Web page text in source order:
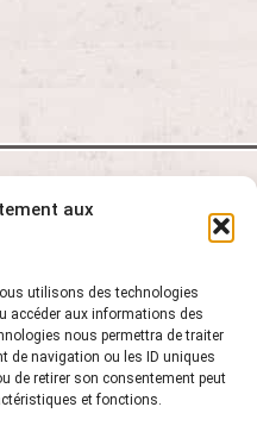
aux
utilisons des technologies
accéder aux informations des
nous permettra de traiter
de navigation ou les ID uniques
de retirer son consentement peut
et fonctions.
!
d'utilisation